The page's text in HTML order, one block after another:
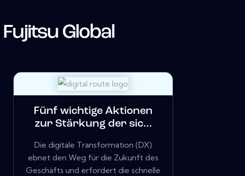
Fujitsu Global
Fünf wichtige Aktionen
zur Stärkung der sic...
Die digitale Transformation (DX)
ebnet den Weg für die Zukunft des
Geschäfts und erfordert die schnelle